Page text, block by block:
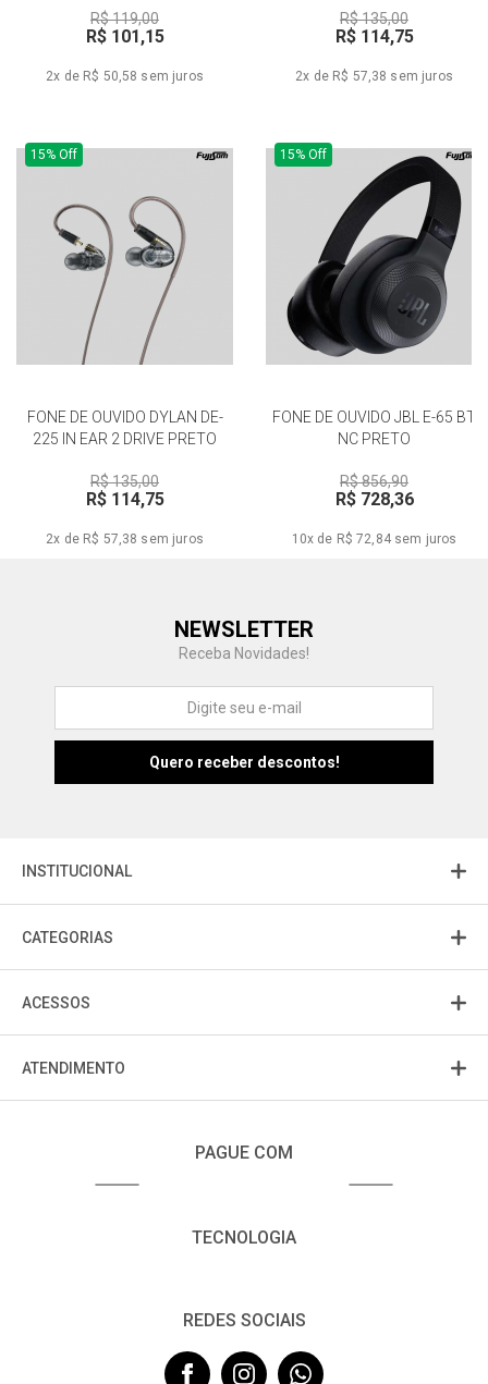
R$ 119,00
R$ 101,15
2x de R$ 50,58 sem juros
R$ 135,00
R$ 114,75
2x de R$ 57,38 sem juros
15% Off
FONE DE OUVIDO DYLAN DE-
225 IN EAR 2 DRIVE PRETO
R$ 135,00
R$ 114,75
2x de R$ 57,38 sem juros
15% Off
FONE DE OUVIDO JBL E-65 BT
NC PRETO
R$ 856,90
R$ 728,36
10x de R$ 72,84 sem juros
NEWSLETTER
Receba Novidades!
INSTITUCIONAL
CATEGORIAS
ACESSOS
ATENDIMENTO
PAGUE COM
TECNOLOGIA
REDES SOCIAIS
Fu Fujisom